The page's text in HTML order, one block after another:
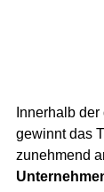
Innerhalb
gewinnt das
zunehmend